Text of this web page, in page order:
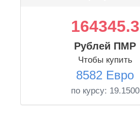
164345.3
Рублей ПМР
Чтобы купить
8582 Евро
по курсу: 19.1500